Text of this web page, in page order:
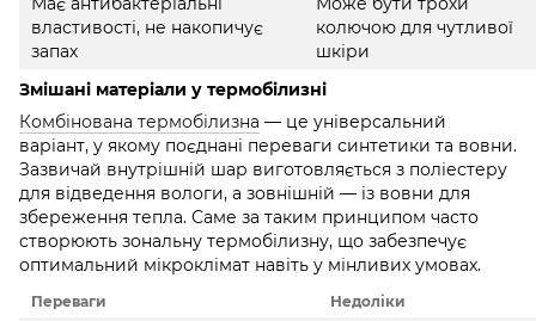
властивості, не накопичує
запах
колючою для чутливої
шкіри
Змішані матеріали у термобілизні
Комбінована термобілизна — це універсальний
варіант, у якому поєднані переваги синтетики та вовни.
Зазвичай внутрішній шар виготовляється з поліестеру
для відведення вологи, а зовнішній — із вовни для
збереження тепла. Саме за таким принципом часто
створюють зональну термобілизну, що забезпечує
оптимальний мікроклімат навіть у мінливих умовах.
Переваги Недоліки